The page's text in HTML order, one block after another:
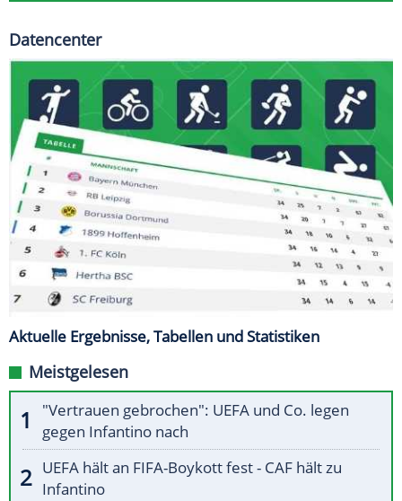
Datencenter
Aktuelle Ergebnisse, Tabellen und Statistiken
Meistgelesen
"Vertrauen gebrochen": UEFA und Co. legen
gegen Infantino nach
UEFA hält an FIFA-Boykott fest - CAF hält zu
Infantino